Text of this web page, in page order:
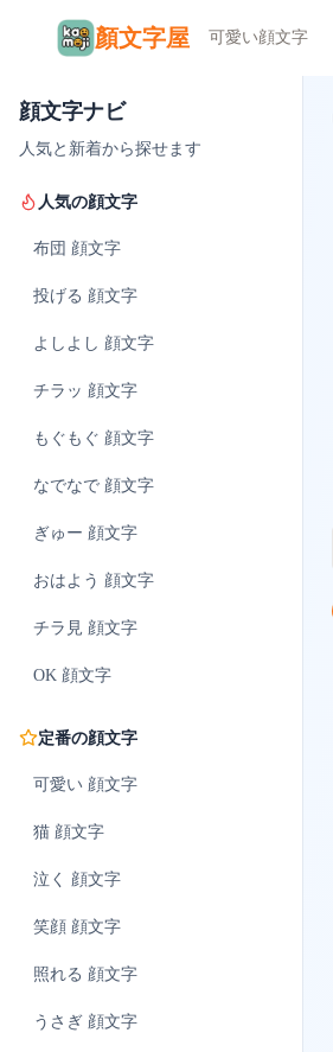
顏文字屋 可愛い顔文字
顔文字ナビ
人気と新着から探せます
人気の顔文字
布団 顔文字
投げる 顔文字
よしよし 顔文字
チラッ 顔文字
もぐもぐ 顔文字
なでなで 顔文字
ぎゅー 顔文字
おはよう 顔文字
チラ見 顔文字
OK 顔文字
定番の顔文字
可愛い 顔文字
猫 顔文字
泣く 顔文字
笑顔 顔文字
照れる 顔文字
うさぎ 顔文字